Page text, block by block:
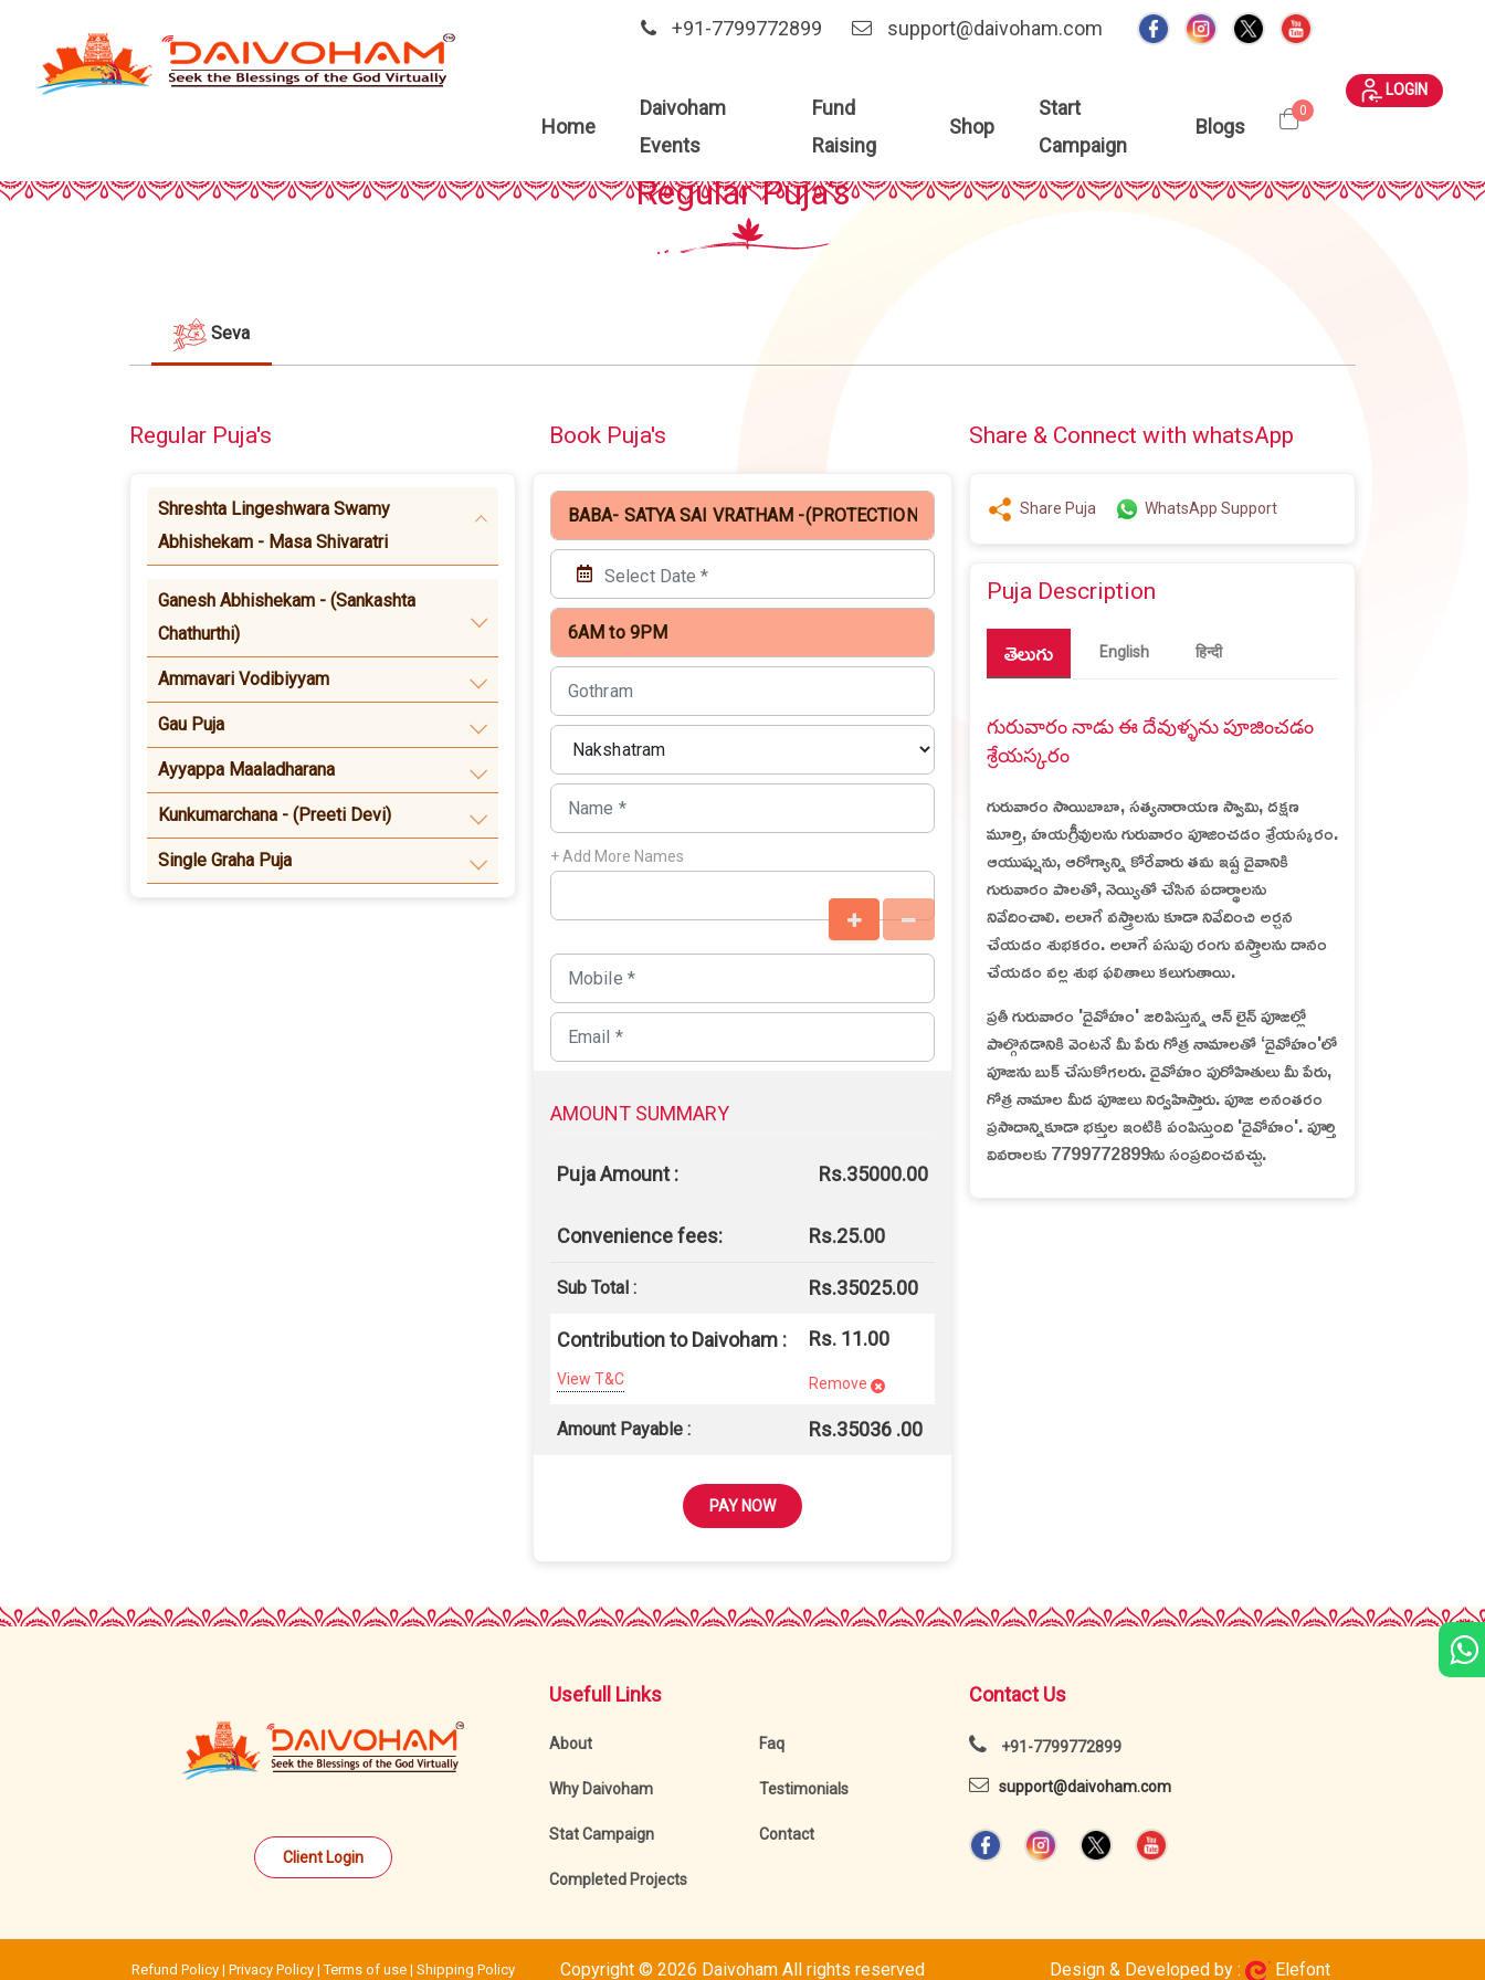
+91-7799772899 support@daivoham.com
Home
Daivoham
Events
Fund
Raising
Shop
Start
Campaign
Blogs
0
LOGIN
DAIVOHAM EVENTS AND PUJA
Regular Puja's
Seva
Regular Puja's
Shreshta Lingeshwara Swamy
Abhishekam - Masa Shivaratri
Ganesh Abhishekam - (Sankashta
Chathurthi)
Ammavari Vodibiyyam
Gau Puja
Ayyappa Maaladharana
Kunkumarchana - (Preeti Devi)
Single Graha Puja
Book Puja's
+ Add More Names
AMOUNT SUMMARY
Puja Amount : Rs.35000.00
Convenience fees: Rs.25.00
Sub Total : Rs.35025.00
Contribution to Daivoham :
View T&C
Rs. 11.00
Remove
Amount Payable : Rs.35036 .00
PAY NOW
Share & Connect with whatsApp
Share Puja WhatsApp Support
Puja Description
తెలుగు English हिन्दी
గురువారం నాడు ఈ దేవుళ్ళను పూజించడం
శ్రేయస్కరం
గురువారం సాయిబాబా, సత్యనారాయణ స్వామి, దక్షణ
మూర్తి, హయగ్రీవులను గురువారం పూజించడం శ్రేయస్కరం.
ఆయుష్షును, ఆరోగ్యాన్ని కోరేవారు తమ ఇష్ట దైవానికి
గురువారం పాలతో, నెయ్యితో చేసిన పదార్థాలను
నివేదించాలి. అలాగే వస్త్రాలను కూడా నివేదించి అర్చన
చేయడం శుభకరం. అలాగే పసుపు రంగు వస్త్రాలను దానం
చేయడం వల్ల శుభ ఫలితాలు కలుగుతాయి.
ప్రతీ గురువారం 'దైవోహం' జరిపిస్తున్న ఆన్ లైన్ పూజల్లో
పాల్గొనడానికి వెంటనే మీ పేరు గోత్ర నామాలతో ‘దైవోహం'లో
పూజను బుక్ చేసుకోగలరు. దైవోహం పురోహితులు మీ పేరు,
గోత్ర నామాల మీద పూజలు నిర్వహిస్తారు. పూజ అనంతరం
ప్రసాదాన్నికూడా భక్తుల ఇంటికి పంపిస్తుంది 'దైవోహం'. పూర్తి
వివరాలకు 7799772899ను సంప్రదించవచ్చు.
Client Login
Usefull Links
About
Why Daivoham
Stat Campaign
Completed Projects
Faq
Testimonials
Contact
Contact Us
+91-7799772899
support@daivoham.com
Refund Policy | Privacy Policy |Terms of use | Shipping Policy Copyright © 2026 Daivoham All rights reserved Design & Developed by : Elefont